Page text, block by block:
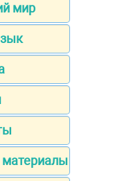
мир